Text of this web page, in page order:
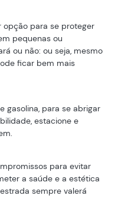
opção para se proteger
pequenas ou
ou não: ou seja, mesmo
ficar bem mais
gasolina, para se abrigar
estacione e
para evitar
a saúde e a estética
sempre valerá